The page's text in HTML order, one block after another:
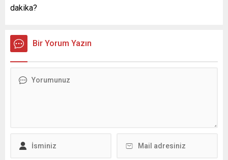
dakika?
Bir Yorum Yazın